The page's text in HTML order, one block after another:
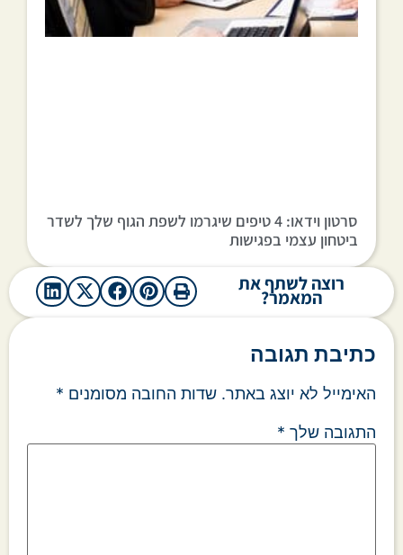
סרטון וידאו: 4 טיפים שיגרמו לשפת הגוף שלך לשדר
ביטחון עצמי בפגישות
רוצה לשתף את
המאמר?
כתיבת תגובה
האימייל לא יוצג באתר. שדות החובה מסומנים *
התגובה שלך *